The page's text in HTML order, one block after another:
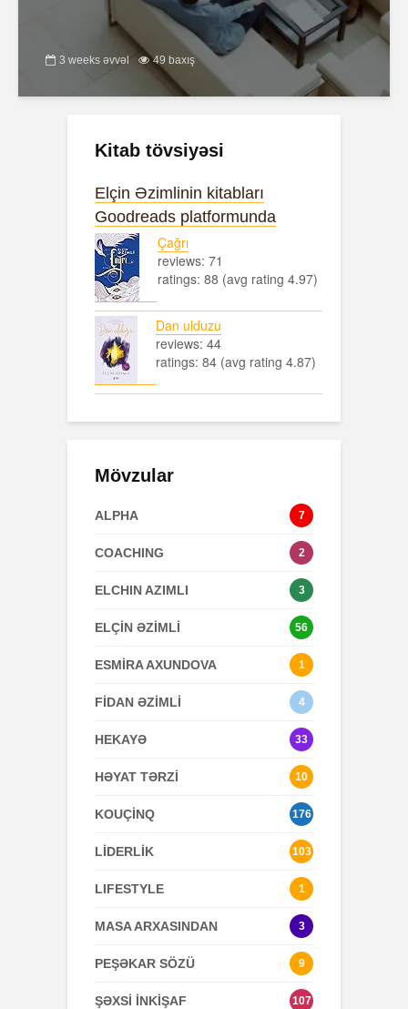
3 weeks əvvəl 49 baxış
Kitab tövsiyəsi
Elçin Əzimlinin kitabları
Goodreads platformunda
Çağrı
reviews: 71
ratings: 88 (avg rating 4.97)
Dan ulduzu
reviews: 44
ratings: 84 (avg rating 4.87)
Mövzular
ALPHA 7
COACHING 2
ELCHIN AZIMLI 3
ELÇİN ƏZİMLİ 56
ESMİRA AXUNDOVA 1
FİDAN ƏZİMLİ 4
HEKAYƏ 33
HƏYAT TƏRZİ 10
KOUÇİNQ 176
LİDERLİK 103
LIFESTYLE 1
MASA ARXASINDAN 3
PEŞƏKAR SÖZÜ 9
ŞƏXSİ İNKİŞAF 107